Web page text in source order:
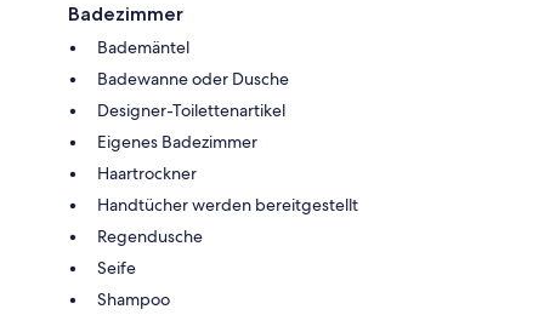
Badezimmer
Bademäntel
Badewanne oder Dusche
Designer-Toilettenartikel
Eigenes Badezimmer
Haartrockner
Handtücher werden bereitgestellt
Regendusche
Seife
Shampoo